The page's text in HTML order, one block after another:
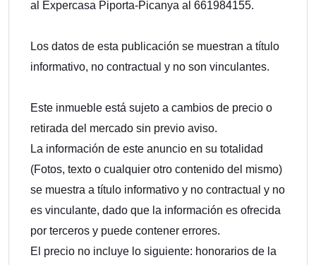
al Expercasa Piporta-Picanya al 661984155.
Los datos de esta publicación se muestran a título
informativo, no contractual y no son vinculantes.
Este inmueble está sujeto a cambios de precio o
retirada del mercado sin previo aviso.
La información de este anuncio en su totalidad
(Fotos, texto o cualquier otro contenido del mismo)
se muestra a título informativo y no contractual y no
es vinculante, dado que la información es ofrecida
por terceros y puede contener errores.
El precio no incluye lo siguiente: honorarios de la